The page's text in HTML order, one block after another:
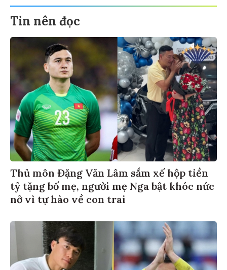
Tin nên đọc
Thủ môn Đặng Văn Lâm sắm xế hộp tiền
tỷ tặng bố mẹ, người mẹ Nga bật khóc nức
nở vì tự hào về con trai